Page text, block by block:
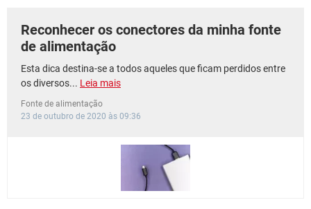
Reconhecer os conectores da minha fonte
de alimentação
Esta dica destina-se a todos aqueles que ficam perdidos entre
os diversos... Leia mais
Fonte de alimentação
23 de outubro de 2020 às 09:36